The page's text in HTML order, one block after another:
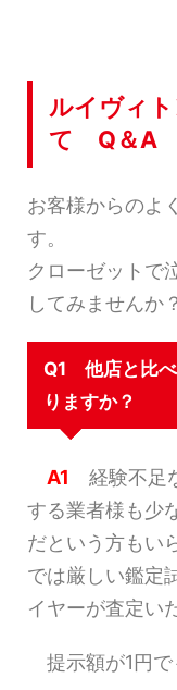
ルイヴィ
て Q＆A
お客様からのよ
す。
クローゼットで
してみませんか？
Q1 他店と比べ
りますか？
A1 経験不足
する業者様も少
だという方もい
では厳しい鑑定
イヤーが査定い
提示額が1円で